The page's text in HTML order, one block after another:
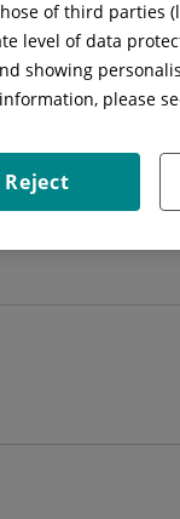
I TRAUMATOLOGIA
of third parties
level of data
showing
please
Reject